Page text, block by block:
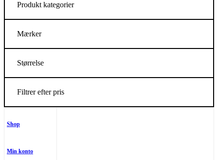
Produkt kategorier
Mærker
Størrelse
Filtrer efter pris
Shop
Min konto